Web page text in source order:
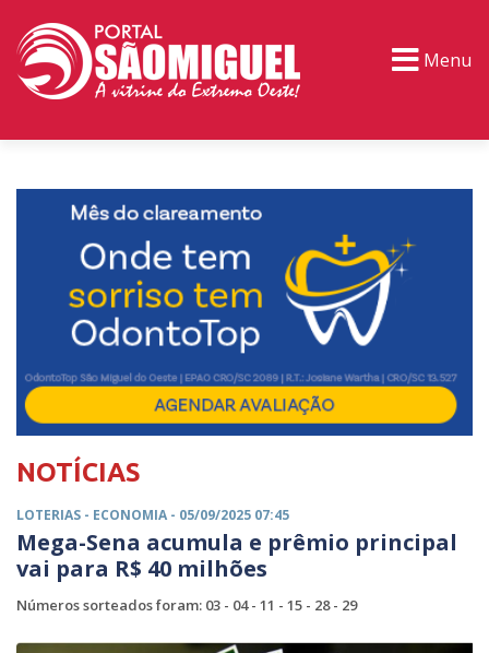
Menu
NOTÍCIAS
LOTERIAS - ECONOMIA - 05/09/2025 07:45
Mega-Sena acumula e prêmio principal
vai para R$ 40 milhões
Números sorteados foram: 03 - 04 - 11 - 15 - 28 - 29